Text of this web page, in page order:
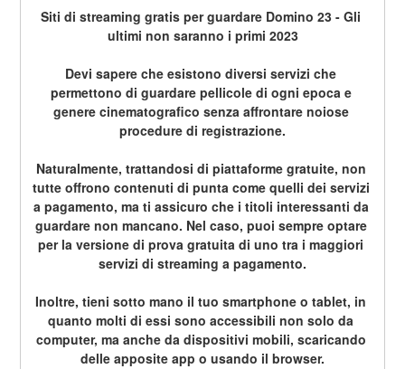
Siti di streaming gratis per guardare Domino 23 - Gli
ultimi non saranno i primi 2023
Devi sapere che esistono diversi servizi che
permettono di guardare pellicole di ogni epoca e
genere cinematografico senza affrontare noiose
procedure di registrazione.
Naturalmente, trattandosi di piattaforme gratuite, non
tutte offrono contenuti di punta come quelli dei servizi
a pagamento, ma ti assicuro che i titoli interessanti da
guardare non mancano. Nel caso, puoi sempre optare
per la versione di prova gratuita di uno tra i maggiori
servizi di streaming a pagamento.
Inoltre, tieni sotto mano il tuo smartphone o tablet, in
quanto molti di essi sono accessibili non solo da
computer, ma anche da dispositivi mobili, scaricando
delle apposite app o usando il browser.